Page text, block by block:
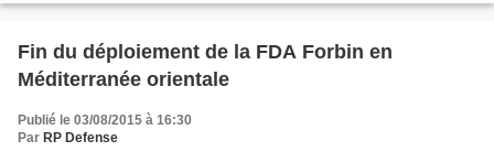
Fin du déploiement de la FDA Forbin en
Méditerranée orientale
Publié le 03/08/2015 à 16:30
Par RP Defense